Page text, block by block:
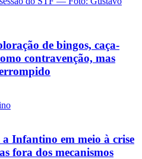
de bingos, caça-
contravenção, mas
Infantino em meio à crise
fora dos mecanismos